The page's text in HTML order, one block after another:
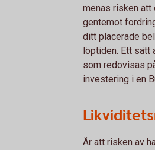
menas risken att
gentemot
ditt placerade
löptiden. Ett sätt
som redovisas
investering i en
Är att risken av